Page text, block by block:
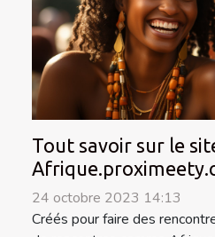
Tout savoir sur le
24 octobre 2023 14:13
Créés pour faire des